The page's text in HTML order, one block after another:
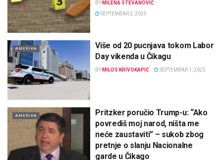
BY MILENA STEVANOVIĆ
SEPTEMBAR 2, 2025
AMERIKA
Više od 20 pucnjava tokom Labor
Day vikenda u Čikagu
BY MILOS KRIVOKAPIĆ SEPTEMBAR 1, 2025
AMERIKA
Pritzker poručio Trump-u: “Ako
povrediš moj narod, ništa me
neće zaustaviti” – sukob zbog
pretnje o slanju Nacionalne
garde u Čikago